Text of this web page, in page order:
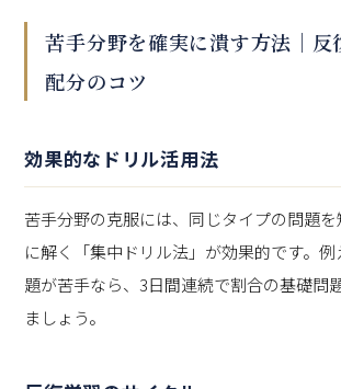
苦手分野を確実に潰す方法｜反
配分のコツ
効果的なドリル活用法
苦手分野の克服には、同じタイプの問題
に解く「集中ドリル法」が効果的です。
題が苦手なら、3日間連続で割合の基礎問
ましょう。